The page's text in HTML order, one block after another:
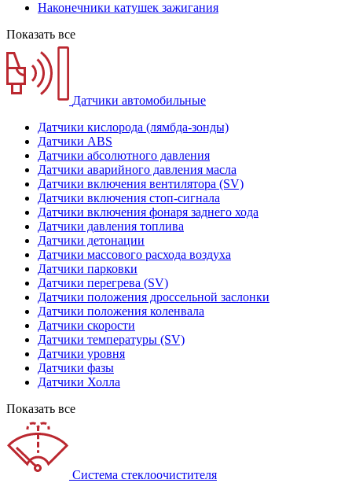
Наконечники катушек зажигания
Показать все
Датчики автомобильные
Датчики кислорода (лямбда-зонды)
Датчики ABS
Датчики абсолютного давления
Датчики аварийного давления масла
Датчики включения вентилятора (SV)
Датчики включения стоп-сигнала
Датчики включения фонаря заднего хода
Датчики давления топлива
Датчики детонации
Датчики массового расхода воздуха
Датчики парковки
Датчики перегрева (SV)
Датчики положения дроссельной заслонки
Датчики положения коленвала
Датчики скорости
Датчики температуры (SV)
Датчики уровня
Датчики фазы
Датчики Холла
Показать все
Система стеклоочистителя